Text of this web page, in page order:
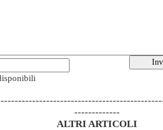
-------------
ALTRI ARTICOLI